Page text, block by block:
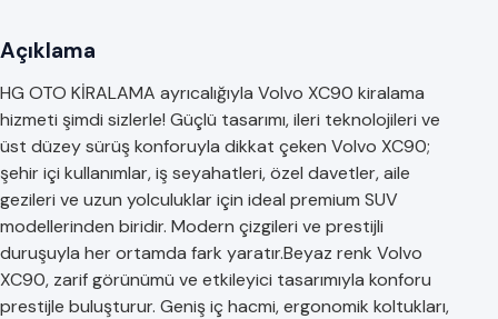
Açıklama
HG OTO KİRALAMA ayrıcalığıyla Volvo XC90 kiralama
hizmeti şimdi sizlerle! Güçlü tasarımı, ileri teknolojileri ve
üst düzey sürüş konforuyla dikkat çeken Volvo XC90;
şehir içi kullanımlar, iş seyahatleri, özel davetler, aile
gezileri ve uzun yolculuklar için ideal premium SUV
modellerinden biridir. Modern çizgileri ve prestijli
duruşuyla her ortamda fark yaratır.Beyaz renk Volvo
XC90, zarif görünümü ve etkileyici tasarımıyla konforu
prestijle buluşturur. Geniş iç hacmi, ergonomik koltukları,